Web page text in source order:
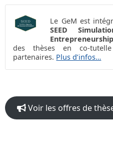
Le GeM est
SEED
des thèses en co-
partenaires. Plus d’infos…
Voir les offres de